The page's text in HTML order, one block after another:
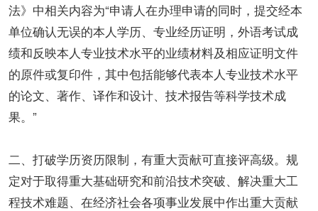
法》中相关内容为“申请人在办理申请的同时，提交经本
单位确认无误的本人学历、专业经历证明，外语考试成
绩和反映本人专业技术水平的业绩材料及相应证明文件
的原件或复印件，其中包括能够代表本人专业技术水平
的论文、著作、译作和设计、技术报告等科学技术成
果。”
二、打破学历资历限制，有重大贡献可直接评高级。规
定对于取得重大基础研究和前沿技术突破、解决重大工
程技术难题、在经济社会各项事业发展中作出重大贡献